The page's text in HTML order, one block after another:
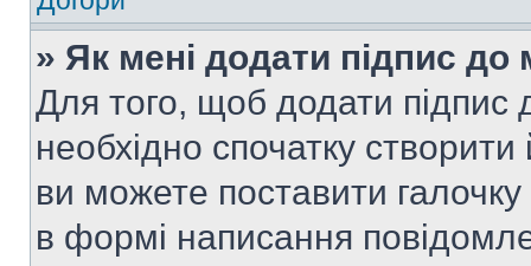
» Як мені додати підпис
Для того, щоб додати
необхідно спочатку
ви можете поставити
в формі написання